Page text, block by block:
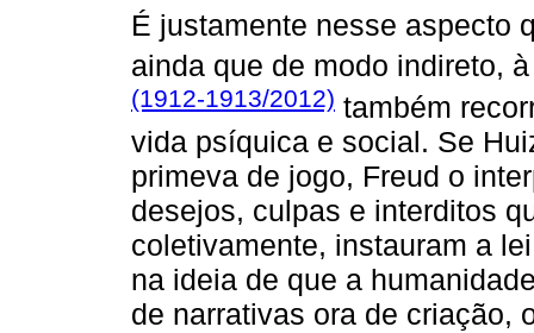
É justamente nesse aspecto
ainda que de modo indireto,
(1912-1913/2012) também
vida psíquica e social. Se
primeva de jogo, Freud o
desejos, culpas e interditos
coletivamente, instauram a
na ideia de que a
de narrativas ora de criação,